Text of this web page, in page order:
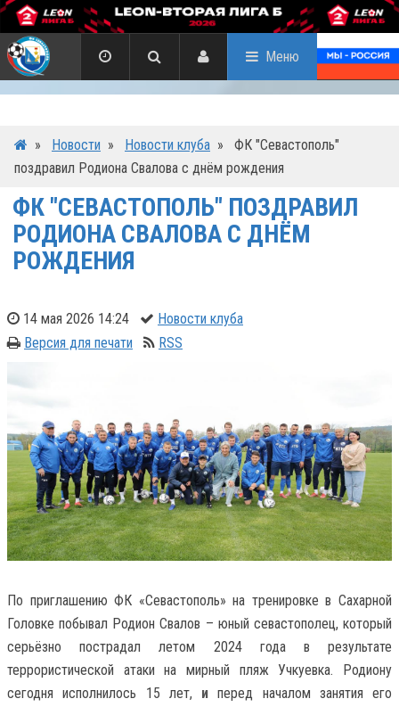
Меню
» Новости » Новости клуба »
ФК "Севастополь"
поздравил Родиона Свалова с днём рождения
ФК "СЕВАСТОПОЛЬ" ПОЗДРАВИЛ
РОДИОНА СВАЛОВА С ДНЁМ
РОЖДЕНИЯ
14 мая 2026 14:24
Новости клуба
Версия для печати
RSS
По приглашению ФК «Севастополь» на тренировке в Сахарной
Головке побывал Родион Свалов – юный севастополец, который
серьёзно пострадал летом 2024 года в результате
террористической атаки на мирный пляж Учкуевка. Родиону
сегодня исполнилось 15 лет, и перед началом занятия его